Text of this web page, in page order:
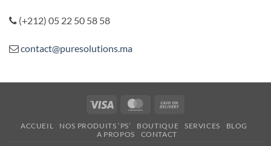
(+212) 05 22 50 58 58
contact@puresolutions.ma
Visa MasterCard
Delivery
ACCUEIL NOS PRODUITS ‘PS’ BOUTIQUE SERVICES
BLOG
A PROPOS
CONTACT